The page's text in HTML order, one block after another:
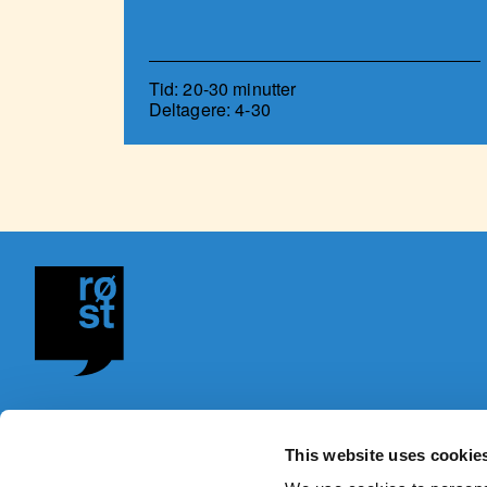
This website uses
Tid: 20-30 minutter
Deltagere: 4-30
give unge modet til at tage